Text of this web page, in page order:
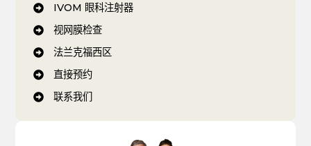
IVOM 眼科注射器
视网膜检查
法兰克福西区
直接预约
联系我们